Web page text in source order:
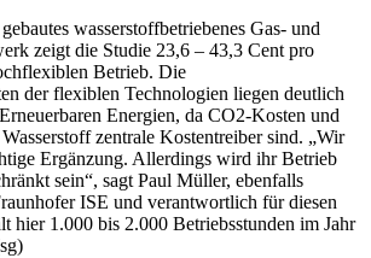
wasserstoffbetriebenes Gas- und
zeigt die Studie 23,6 – 43,3 Cent pro
Betrieb. Die
der flexiblen Technologien liegen deutlich
Energien, da CO2-Kosten und
zentrale Kostentreiber sind. „Wir
Ergänzung. Allerdings wird ihr Betrieb
sein“, sagt Paul Müller, ebenfalls
ISE und verantwortlich für diesen
hier 1.000 bis 2.000 Betriebsstunden im Jahr